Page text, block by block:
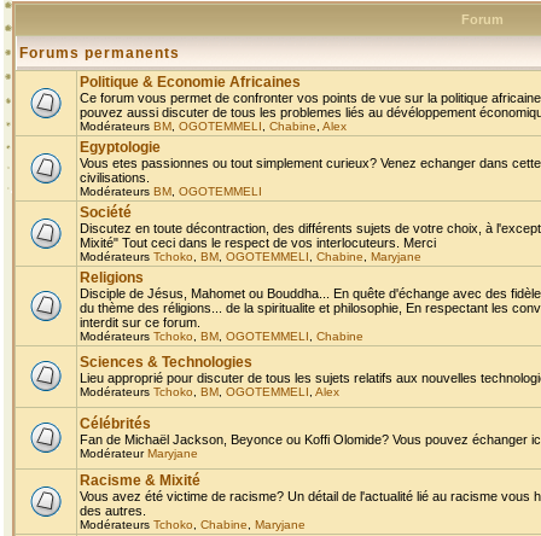
Forum
Forums permanents
Politique & Economie Africaines
Ce forum vous permet de confronter vos points de vue sur la politique
pouvez aussi discuter de tous les problemes liés au dévéloppement
Modérateurs BM OGOTEMMELI Chabine Alex
Egyptologie
Vous etes passionnes ou tout simplement curieux? Venez echanger dans
civilisations.
Modérateurs BM OGOTEMMELI
Société
Discutez en toute décontraction, des différents sujets de votre choix, à
Mixité" Tout ceci dans le respect de vos interlocuteurs. Merci
Modérateurs Tchoko BM OGOTEMMELI Chabine Maryjane
Religions
Disciple de Jésus, Mahomet ou Bouddha... En quête d'échange avec des
du thème des réligions... de la spiritualite et philosophie, En respectant les
interdit sur ce forum.
Modérateurs Tchoko BM OGOTEMMELI Chabine
Sciences & Technologies
Lieu approprié pour discuter de tous les sujets relatifs aux nouvelles
Modérateurs Tchoko BM OGOTEMMELI Alex
Célébrités
Fan de Michaël Jackson, Beyonce ou Koffi Olomide? Vous pouvez échanger
ModérateurMaryjane
Racisme & Mixité
Vous avez été victime de racisme? Un détail de l'actualité lié au racisme
des autres.
Modérateurs Tchoko Chabine Maryjane